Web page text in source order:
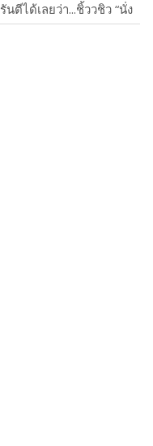
ตีได้เลยว่า...ชิ้ววชิว “นั่ง